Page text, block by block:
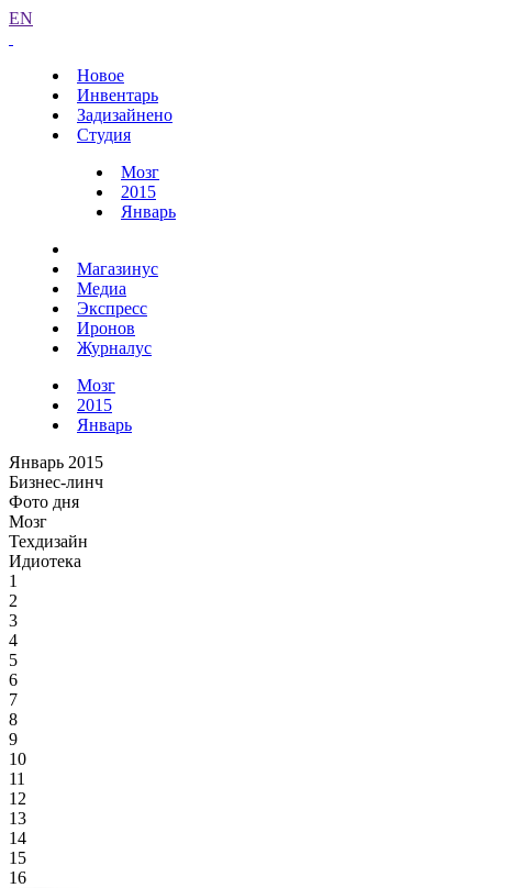
EN
Новое
Инвентарь
Задизайнено
Студия
Мозг
2015
Январь
Магазинус
Медиа
Экспресс
Иронов
Журналус
Мозг
2015
Январь
Январь 2015
Бизнес-линч
Фото дня
Мозг
Техдизайн
Идиотека
1
2
3
4
5
6
7
8
9
10
11
12
13
14
15
16